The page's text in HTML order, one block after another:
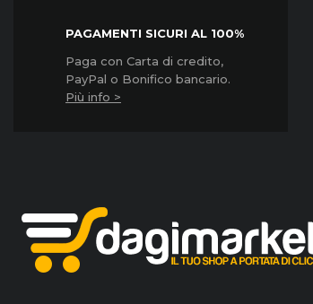
PAGAMENTI SICURI AL 100%
Paga con Carta di credito,
PayPal o Bonifico bancario.
Più info >